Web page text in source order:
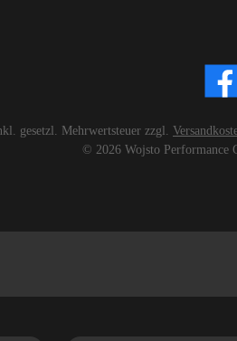
gesetzl. Mehrwertsteuer zzgl.
© 2026 Wojsto Performance